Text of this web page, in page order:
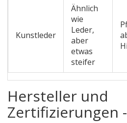
Kunstleder
Ähnlich
wie
Leder,
aber
etwas
steifer
Hersteller und
Zertifizierungen -